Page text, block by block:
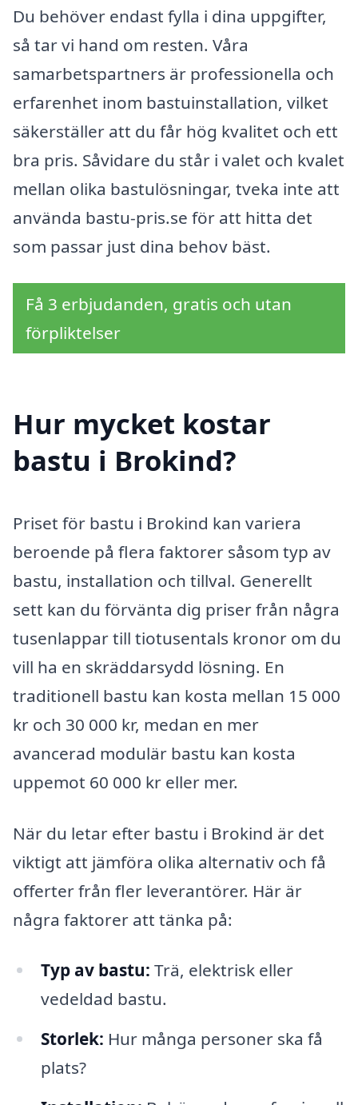
Du behöver endast fylla i dina uppgifter,
så tar vi hand om resten. Våra
samarbetspartners är professionella och
erfarenhet inom bastuinstallation, vilket
säkerställer att du får hög kvalitet och ett
bra pris. Såvidare du står i valet och kvalet
mellan olika bastulösningar, tveka inte att
använda bastu-pris.se för att hitta det
som passar just dina behov bäst.
Få 3 erbjudanden, gratis och utan
förpliktelser
Hur mycket kostar
bastu i Brokind?
Priset för bastu i Brokind kan variera
beroende på flera faktorer såsom typ av
bastu, installation och tillval. Generellt
sett kan du förvänta dig priser från några
tusenlappar till tiotusentals kronor om du
vill ha en skräddarsydd lösning. En
traditionell bastu kan kosta mellan 15 000
kr och 30 000 kr, medan en mer
avancerad modulär bastu kan kosta
uppemot 60 000 kr eller mer.
När du letar efter bastu i Brokind är det
viktigt att jämföra olika alternativ och få
offerter från fler leverantörer. Här är
några faktorer att tänka på:
Typ av bastu: Trä, elektrisk eller
vedeldad bastu.
Storlek: Hur många personer ska få
plats?